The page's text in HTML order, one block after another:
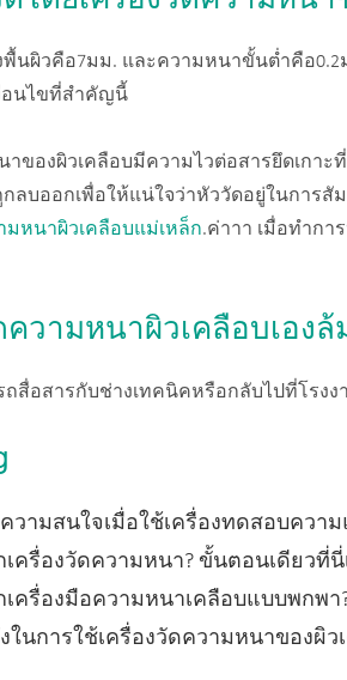
นผิวคือ7มม. และความหนาขั้นต่ำคือ0.2
อนไขที่สำคัญนี้
าของผิวเคลือบมีความไวต่อสารยึดเกา
ลบออกเพื่อให้แน่ใจว่าหัววัดอยู่ในการ
มหนาผิวเคลือบแม่เหล็ก.ค่าาา เมื่อทำกา
ความหนาผิวเคลือบเองล้
อสารกับช่างเทคนิคหรือกลับไปที่โรงง
วามสนใจเมื่อใช้เครื่องทดสอบความ
เครื่องวัดความหนา? ขั้นตอนเดียว
เครื่องมือความหนาเคลือบแบบพกพา
ในการใช้เครื่องวัดความหนาของผิว